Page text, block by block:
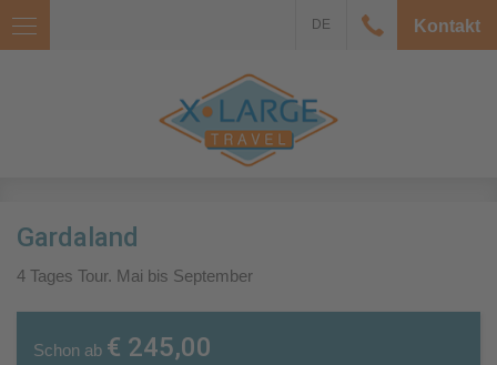
Kontakt
DE
Gardaland
4 Tages Tour. Mai bis September
Schon ab € 245,00